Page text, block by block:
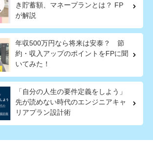
き貯蓄額、マネープランとは？ FP
が解説
年収500万円なら将来は安泰？ 節
約・収入アップのポイントをFPに聞
いてみた！
「自分の人生の要件定義をしよう」
先が読めない時代のエンジニアキャ
リアプラン設計術